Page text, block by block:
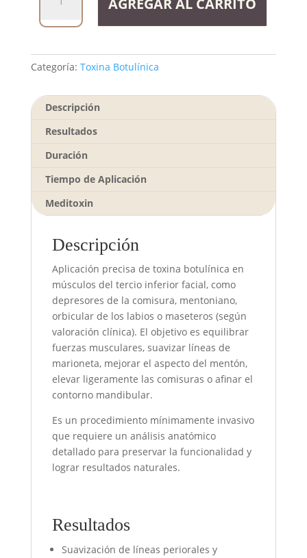
Botulínica
Tercio
cantidad
AGREGAR AL CARRITO
Categoría: Toxina Botulínica
Descripción
Resultados
Duración
Tiempo de Aplicación
Meditoxin
Descripción
Aplicación precisa de toxina botulínica en
músculos del tercio inferior facial, como
depresores de la comisura, mentoniano,
orbicular de los labios o maseteros (según
valoración clínica). El objetivo es equilibrar
fuerzas musculares, suavizar líneas de
marioneta, mejorar el aspecto del mentón,
elevar ligeramente las comisuras o afinar el
contorno mandibular.
Es un procedimiento mínimamente invasivo
que requiere un análisis anatómico
detallado para preservar la funcionalidad y
lograr resultados naturales.
Resultados
Suavización de líneas periorales y